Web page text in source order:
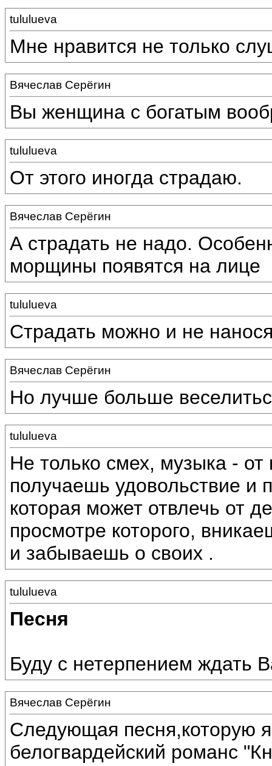
tululueva
Мне нравится не только
Вячеслав Серёгин
Вы женщина с богатым
tululueva
От этого иногда страдаю.
Вячеслав Серёгин
А страдать не надо.
морщины появятся на лице
tululueva
Страдать можно и не
Вячеслав Серёгин
Но лучше больше
tululueva
Не только смех, музыка -
получаешь удовольствие и
которая может отвлечь от
просмотре которого,
и забываешь о своих .
tululueva
Песня
Буду с нетерпением ждать
Вячеслав Серёгин
Следующая песня,которую
белогвардейский романс